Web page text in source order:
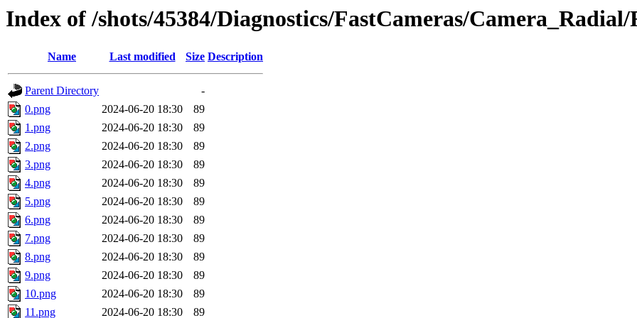
Index of /shots/45384/Diagnostics/FastCameras/Camera_Radial/
Name Last modified Size Description
Parent Directory
-
0.png
2024-06-20 18:30
89
1.png
2024-06-20 18:30
89
2.png
2024-06-20 18:30
89
3.png
2024-06-20 18:30
89
4.png
2024-06-20 18:30
89
5.png
2024-06-20 18:30
89
6.png
2024-06-20 18:30
89
7.png
2024-06-20 18:30
89
8.png
2024-06-20 18:30
89
9.png
2024-06-20 18:30
89
10.png
2024-06-20 18:30
89
11.png
2024-06-20 18:30
89